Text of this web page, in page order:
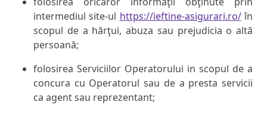
intermediul site-ul https://ieftine-asigurari.ro/în
scopul de a hărţui, abuza sau prejudicia o altă
persoană;
folosirea Serviciilor Operatorului in scopul de a
concura cu Operatorul sau de a presta servicii
ca agent sau reprezentant;